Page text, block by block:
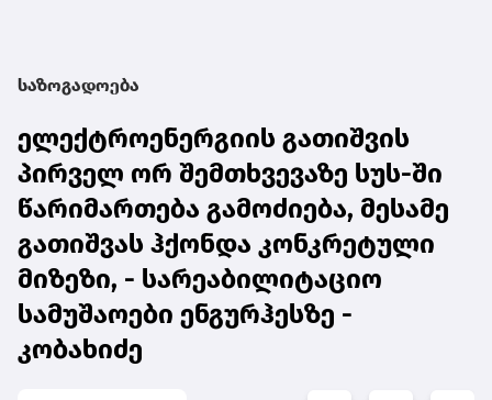
საზოგადოება
ელექტროენერგიის გათიშვის
პირველ ორ შემთხვევაზე სუს-ში
წარიმართება გამოძიება, მესამე
გათიშვას ჰქონდა კონკრეტული
მიზეზი, - სარეაბილიტაციო
სამუშაოები ენგურჰესზე -
კობახიძე